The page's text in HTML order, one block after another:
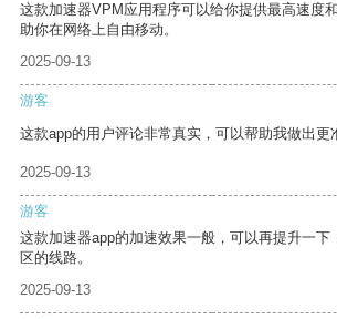
这款加速器VPM应用程序可以给你提供最高速度
助你在网络上自由移动。
2025-09-13
游客
这款app的用户评论非常真实，可以帮助我做出更
2025-09-13
游客
这款加速器app的加速效果一般，可以再提升一下
区的线路。
2025-09-13